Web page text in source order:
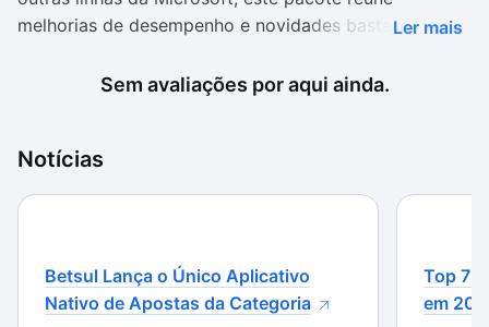
melhorias de desempenho e novidades bastante
erros e falhas dos aplicativos.
problemas pequenos, como problemas na importação
de dados, até o aprimoramento da integração dos
utilizam o Office 2007.
Ler mais
Sem avaliações por aqui ainda.
Notícias
Betsul Lança o Único Aplicativo
Nativo de Apostas da Categoria
Top 7
em